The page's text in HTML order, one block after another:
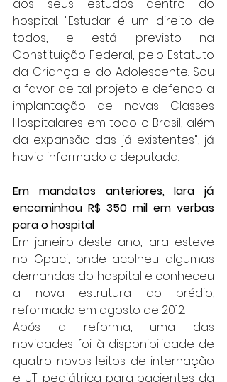
aos seus estudos dentro do
hospital. "Estudar é um direito de
todos, e está previsto na
Constituição Federal, pelo Estatuto
da Criança e do Adolescente. Sou
a favor de tal projeto e defendo a
implantação de novas Classes
Hospitalares em todo o Brasil, além
da expansão das já existentes", já
havia informado a deputada.
Em mandatos anteriores, Iara já
encaminhou R$ 350 mil em verbas
para o hospital
Em janeiro deste ano, Iara esteve
no Gpaci, onde acolheu algumas
demandas do hospital e conheceu
a nova estrutura do prédio,
reformado em agosto de 2012.
Após a reforma, uma das
novidades foi à disponibilidade de
quatro novos leitos de internação
e UTI pediátrica para pacientes da